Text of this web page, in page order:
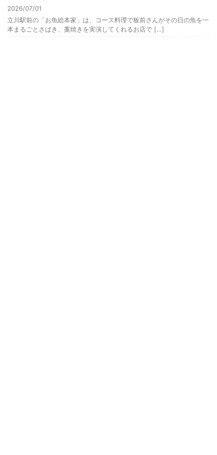
2026/07/01
立川駅前の「お魚総本家」は、コース料理で板前さんがその日の魚を一
本まるごとさばき、藁焼きを実演してくれるお店で […]